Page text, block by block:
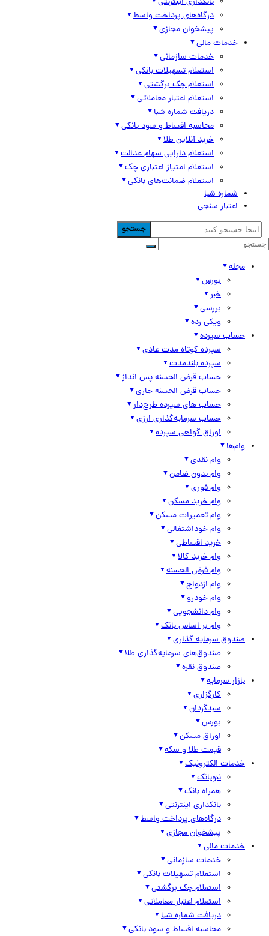
درگاه‌های پرداخت واسط
پیشخوان مجازی
خدمات مالی
خدمات سازمانی
استعلام تسهیلات بانکی
استعلام چک برگشتی
استعلام اعتبار معاملاتی
دریافت شماره شبا
محاسبه اقساط و سود بانکی
خرید آنلاین طلا
استعلام دارایی سهام عدالت
استعلام امتیاز اعتباری چک
استعلام ضمانت‌های بانکی
شماره شبا
اعتبار سنجی
جستجو
مجله
بورس
خبر
بررسی
ویکی رده
حساب سپرده
سپرده کوتاه مدت عادی
سپرده بلندمدت
حساب قرض الحسنه پس انداز
حساب قرض الحسنه جاری
حساب های سپرده طرح‌دار
حساب سرمایه‌گذاری ارزی
اوراق گواهی سپرده
وام‌ها
وام نقدی
وام بدون ضامن
وام فوری
وام خرید مسکن
وام تعمیرات مسکن
وام خوداشتغالی
خرید اقساطی
وام خرید کالا
وام قرض الحسنه
وام ازدواج
وام خودرو
وام دانشجویی
وام بر اساس بانک
صندوق سرمایه گذاری
صندوق‌های سرمایه‌گذاری طلا
صندوق نقره
بازار سرمایه
کارگزاری
سبدگردان
بورس
اوراق مسکن
قیمت طلا و سکه
خدمات الکترونیک
نئوبانک
همراه بانک
بانکداری اینترنتی
درگاه‌های پرداخت واسط
پیشخوان مجازی
خدمات مالی
خدمات سازمانی
استعلام تسهیلات بانکی
استعلام چک برگشتی
استعلام اعتبار معاملاتی
دریافت شماره شبا
محاسبه اقساط و سود بانکی